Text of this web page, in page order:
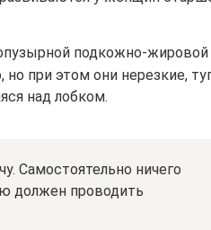
подкожно-жировой
при этом они нерезкие,
над лобком.
Самостоятельно ничего
должен проводить